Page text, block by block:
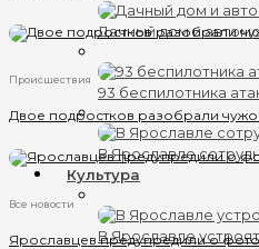
Дачный дом и
93 беспилотника
В Ярославле
Культура
В Ярославле
Происшествия
Двое подростков разобрали
Все новости
Ярославцев предупредили о